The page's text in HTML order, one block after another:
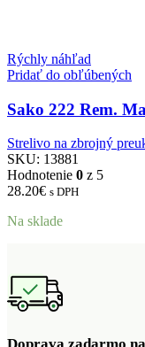
Rýchly náhľad
Pridať do obľúbených
Sako 222 Rem.
Strelivo na zbrojný
SKU: 13881
Hodnotenie 0 z 5
28.20€ s DPH
Na sklade